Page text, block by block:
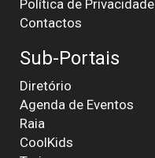
Política de Privacidade
Contactos
Sub-Portais
Diretório
Agenda de Eventos
Raia
CoolKids